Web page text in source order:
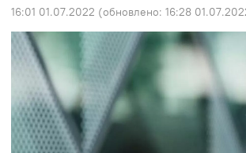
16:01 01.07.2022 (обновлено: 16:28